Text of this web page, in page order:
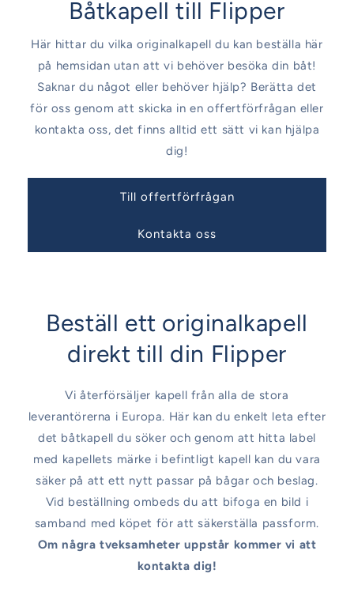
Båtkapell till Flipper
Här hittar du vilka originalkapell du kan beställa här
på hemsidan utan att vi behöver besöka din båt!
Saknar du något eller behöver hjälp? Berätta det
för oss genom att skicka in en offertförfrågan eller
kontakta oss, det finns alltid ett sätt vi kan hjälpa
dig!
Till offertförfrågan
Kontakta oss
Beställ ett originalkapell
direkt till din Flipper
Vi återförsäljer kapell från alla de stora
leverantörerna i Europa. Här kan du enkelt leta efter
det båtkapell du söker och genom att hitta label
med kapellets märke i befintligt kapell kan du vara
säker på att ett nytt passar på bågar och beslag.
Vid beställning ombeds du att bifoga en bild i
samband med köpet för att säkerställa passform.
Om några tveksamheter uppstår kommer vi att
kontakta dig!